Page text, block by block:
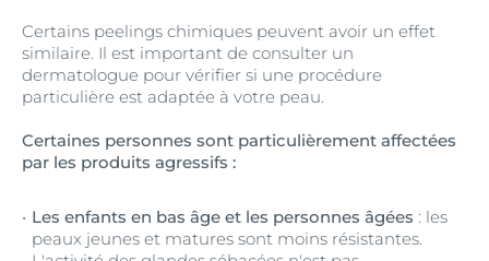
Certains peelings chimiques peuvent avoir un effet
similaire. Il est important de consulter un
dermatologue pour vérifier si une procédure
particulière est adaptée à votre peau.
Certaines personnes sont particulièrement affectées
par les produits agressifs :
Les enfants en bas âge et les personnes âgées : les
peaux jeunes et matures sont moins résistantes.